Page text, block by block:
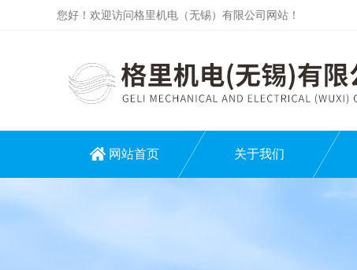
您好！欢迎访问格里机电（无锡）有限公司网站！
网站首页 关于我们